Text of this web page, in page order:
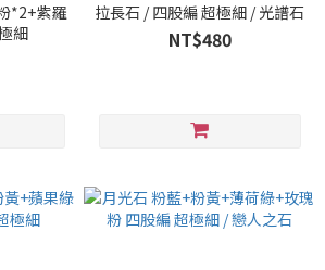
*2+紫羅
細
拉長石 / 四股編 超極細 / 光譜石
NT$480